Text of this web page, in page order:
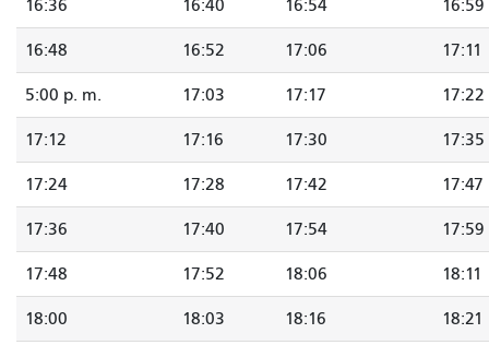
16:36 16:40 16:54 16:59
16:48 16:52 17:06 17:11
5:00 p. m. 17:03 17:17 17:22
17:12 17:16 17:30 17:35
17:24 17:28 17:42 17:47
17:36 17:40 17:54 17:59
17:48 17:52 18:06 18:11
18:00 18:03 18:16 18:21